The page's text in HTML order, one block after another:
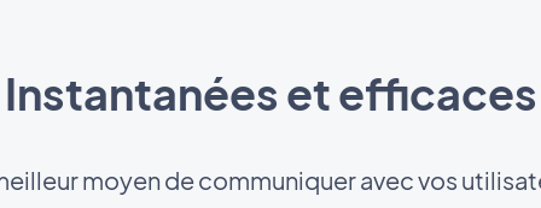
Instantanées et efficaces
moyen de communiquer avec vos